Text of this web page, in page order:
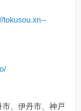
tokusou.xn--
、伊丹市、神戸